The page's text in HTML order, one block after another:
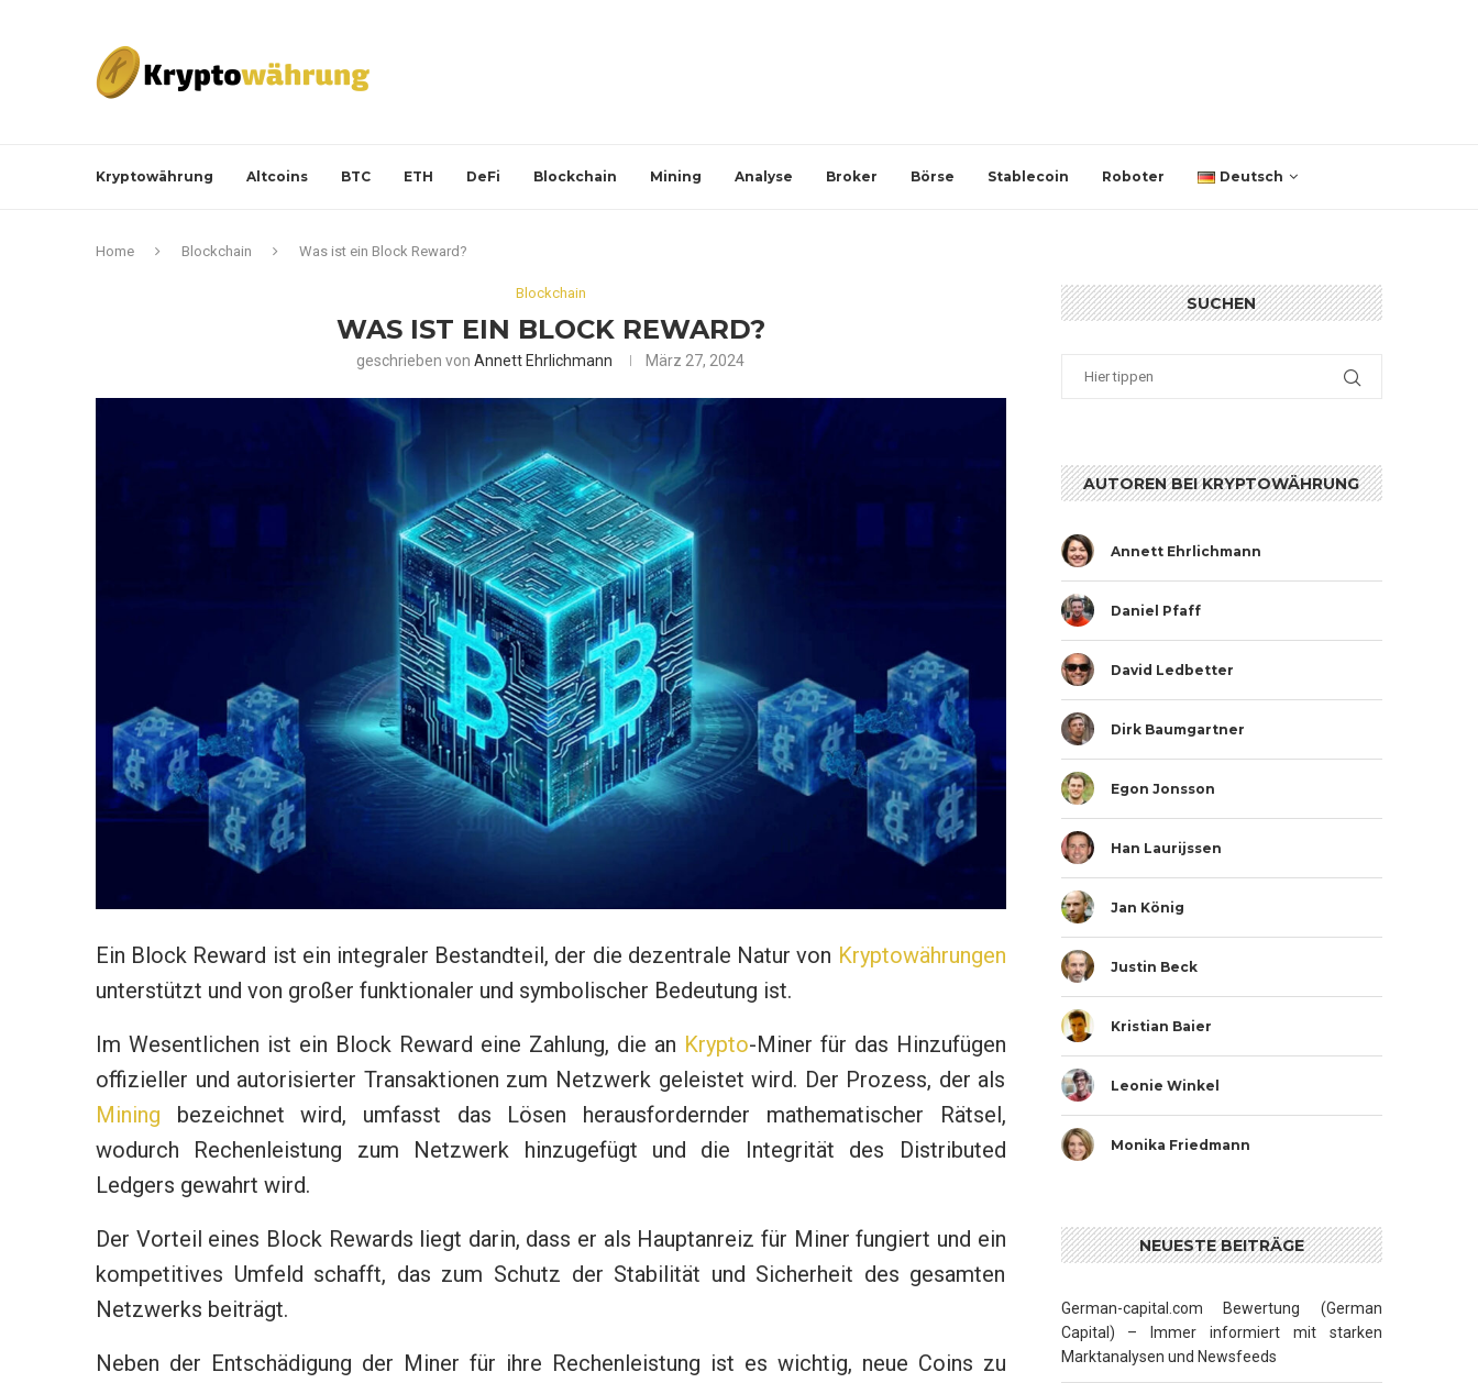
Kryptowährung Altcoins BTC ETH DeFi Blockchain Mining Analyse Broker Börse Stablecoin Roboter Deutsch
Home Blockchain Was ist ein Block Reward?
Blockchain
WAS IST EIN BLOCK REWARD?
geschrieben vonAnnett Ehrlichmann März 27, 2024
Ein Block Reward ist ein integraler Bestandteil, der die dezentrale Natur von Kryptowährungen
unterstützt und von großer funktionaler und symbolischer Bedeutung ist.
Im Wesentlichen ist ein Block Reward eine Zahlung, die an Krypto-Miner für das Hinzufügen
offizieller und autorisierter Transaktionen zum Netzwerk geleistet wird. Der Prozess, der als
Mining bezeichnet wird, umfasst das Lösen herausfordernder mathematischer Rätsel,
wodurch Rechenleistung zum Netzwerk hinzugefügt und die Integrität des Distributed
Ledgers gewahrt wird.
Der Vorteil eines Block Rewards liegt darin, dass er als Hauptanreiz für Miner fungiert und ein
kompetitives Umfeld schafft, das zum Schutz der Stabilität und Sicherheit des gesamten
Netzwerks beiträgt.
Neben der Entschädigung der Miner für ihre Rechenleistung ist es wichtig, neue Coins zu
SUCHEN
AUTOREN BEI KRYPTOWÄHRUNG
Annett Ehrlichmann
Daniel Pfaff
David Ledbetter
Dirk Baumgartner
Egon Jonsson
Han Laurijssen
Jan König
Justin Beck
Kristian Baier
Leonie Winkel
Monika Friedmann
NEUESTE BEITRÄGE
German-capital.com Bewertung (German
Capital) – Immer informiert mit starken
Marktanalysen und Newsfeeds